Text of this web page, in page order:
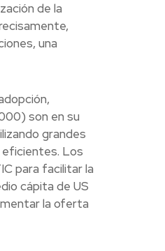
de la
una
son en su
grandes
eficientes. Los
para facilitar la
cápita de US
la oferta